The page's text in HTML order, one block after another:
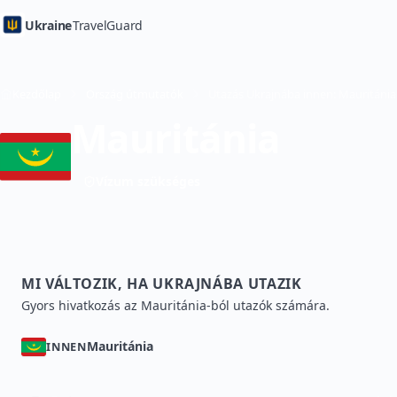
UkraineTravelGuard
MI VÁLTOZIK, HA UKRAJNÁBA UTAZIK
Gyors hivatkozás az Mauritánia-ból utazók számára.
INNENMauritánia